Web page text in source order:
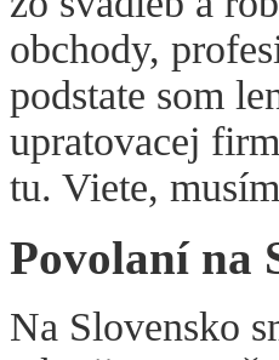
obchody,
podstate som
upratovacej
tu. Viete,
Povolaní na
Na Slovensko